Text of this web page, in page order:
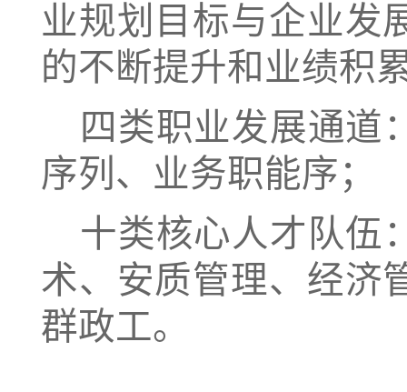
业规划目标与企业发
的不断提升和业绩积
四类职业发展通道
序列、业务职能序；
十类核心人才队伍
术、安质管理、经济
群政工。